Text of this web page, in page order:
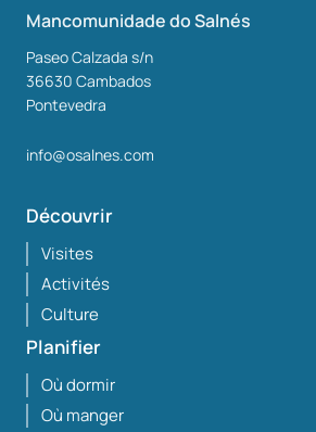
Mancomunidade do Salnés
Paseo Calzada s/n
36630 Cambados
Pontevedra
info@osalnes.com
Découvrir
Visites
Activités
Culture
Planifier
Où dormir
Où manger